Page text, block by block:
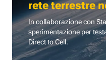
rete terrestre
In collaborazione con
sperimentazione per
Direct to Cell.